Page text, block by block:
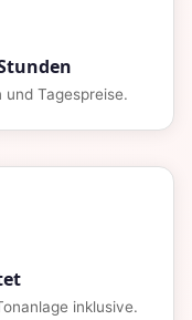
Tagespreise.
inklusive.